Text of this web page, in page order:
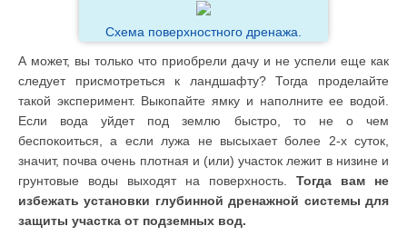
Схема поверхностного дренажа.
А может, вы только что приобрели дачу и не успели еще как
следует присмотреться к ландшафту? Тогда проделайте
такой эксперимент. Выкопайте ямку и наполните ее водой.
Если вода уйдет под землю быстро, то не о чем
беспокоиться, а если лужа не высыхает более 2-х суток,
значит, почва очень плотная и (или) участок лежит в низине и
грунтовые воды выходят на поверхность. Тогда вам не
избежать установки глубинной дренажной системы для
защиты участка от подземных вод.